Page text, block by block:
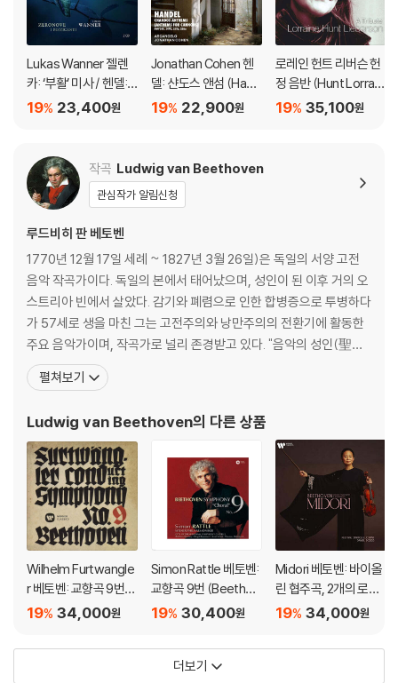
Lukas Wanner 젤렌
카: ‘부활’ 미사 / 헨델:
‘캐롤라인 왕비를 위한
Handel: Funeral Ant
hem for Queen Car
oline)
23,400원
19%
Jonathan Cohen 헨
델: 샨도스 앤섬 (Hand
el: Chandos Anthe
22,900원
19%
로레인 헌트 리버슨 헌
정 음반 (Hunt Lorrain
e Lieberson Tribut
35,100원
19%
작곡 Ludwig van Beethoven
관심작가 알림신청
루드비히 판 베토벤
1770년 12월 17일 세례 ~ 1827년 3월 26일)은 독일의 서양 고전
음악 작곡가이다. 독일의 본에서 태어났으며, 성인이 된 이후 거의 오
스트리아 빈에서 살았다. 감기와 폐렴으로 인한 합병증으로 투병하다
가 57세로 생을 마친 그는 고전주의와 낭만주의의 전환기에 활동한
주요 음악가이며, 작곡가로 널리 존경받고 있다. "음악의 성인(聖
人)" 또는 "악성"(樂聖)이라는 별칭으로 불리기도 한다. 가장 잘 알
려진 작품으로는 《교향곡 5번》, 《교향곡 6번》, 《교향곡 9번》, 《비창
브라반트 오스트
펼쳐보기
Ludwig van Beethoven의 다른 상품
Wilhelm Furtwangle
r 베토벤: 교향곡 9번
(Beethoven: Symph
34,000원
19%
Simon Rattle 베토벤:
교향곡 9번 (Beethov
en: Symphony No.
30,400원
19%
Midori 베토벤: 바이올
린 협주곡, 2개의 로망
스 - 미도리 (Beethov
Op.61, Romances)
34,000원
19%
더보기